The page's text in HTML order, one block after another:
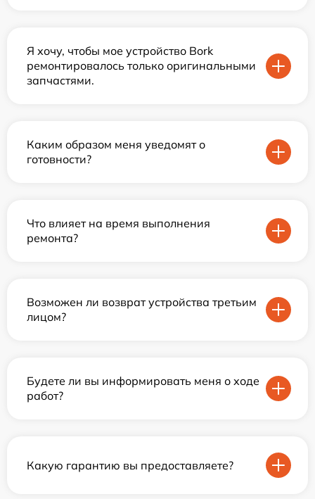
Я хочу, чтобы мое устройство Bork
ремонтировалось только оригинальными
запчастями.
Каким образом меня уведомят о
готовности?
Что влияет на время выполнения
ремонта?
Возможен ли возврат устройства третьим
лицом?
Будете ли вы информировать меня о ходе
работ?
Какую гарантию вы предоставляете?